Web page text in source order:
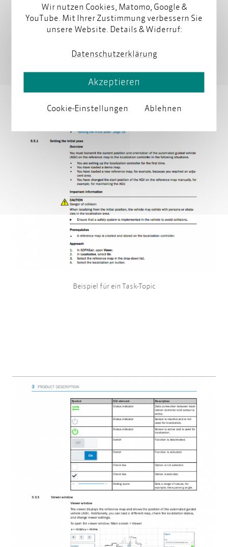
Beispiel für ein Task-Topic
Wir nutzen Cookies, Matomo, Google &
YouTube. Mit Ihrer Zustimmung verbessern Sie
unsere Website. Details & Widerruf:
Datenschutzerklärung
Cookie-Einstellungen Ablehnen
Akzeptieren